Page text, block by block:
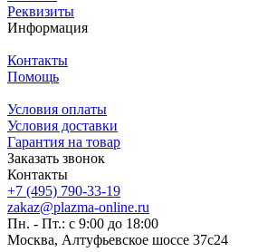
Реквизиты
Информация
Контакты
Помощь
Условия оплаты
Условия доставки
Гарантия на товар
Заказать звонок
Контакты
+7 (495) 790-33-19
zakaz@plazma-online.ru
Пн. - Пт.: с 9:00 до 18:00
Москва, Алтуфьевское шоссе 37с24